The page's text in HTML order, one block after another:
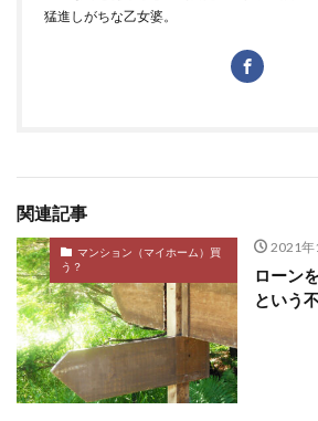
猛進しがちな乙女婆。
関連記事
マンション（マイホーム）買
う？
2021年
ローン
という